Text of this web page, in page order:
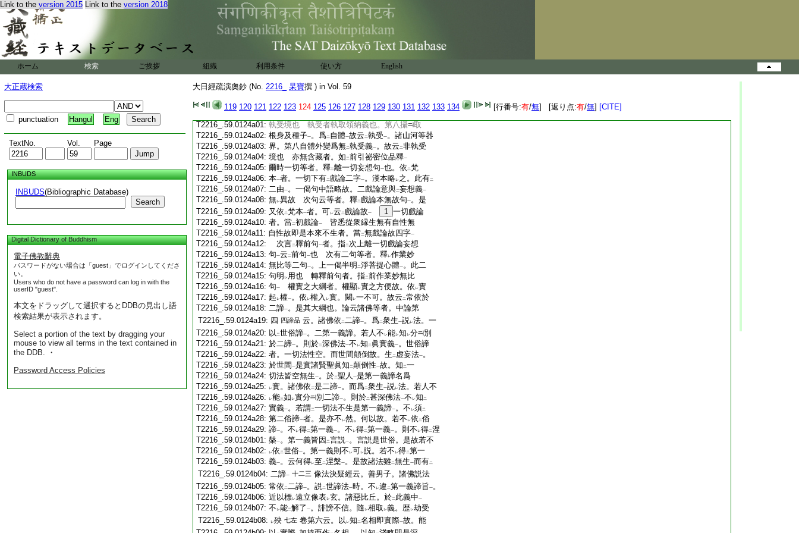
Link to the version 2015 Link to the version 2018
ホーム 検索 ご挨拶 組織 利用条件 使い方 English
大正蔵検索
punctuation Hangul Eng
TextNo. Vol. Page
INBUDS
INBUDS(Bibliographic Database)
Search
Digital Dictionary of Buddhism
電子佛教辭典
パスワードがない場合は「guest」でログインしてくださ
い。
Users who do not have a password can log in with the
userID "guest".
本文をドラッグして選択するとDDBの見出し語
検索結果が表示されます。
Select a portion of the text by dragging your
mouse to view all terms in the text contained in
the DDB. ・
Password Access Policies
大日經疏演奧鈔 (No. 2216_ 杲寶撰 ) in Vol. 59
119 120 121 122 123 124 125 126 127 128 129 130 131 132 133 134 [行番号:有/無] [返り点:有/無] [CITE]
T2216_.59.0123c20:得 爲宗。是故覺體圓照。如 二秋月在
T2216_.59.0123c21:藏中 。猶未レ 離二 妄想縛一 。豈名二 清淨
T2216_.59.0123c22:言行者。如 レ實知 二阿頼耶不生一 。爾時離藏縛
T2216_.59.0123c23:法界清淨也 無所執受者。唯識論第二云。
執受有 二。謂諸種子及有根身○此二皆是
T2216_.59.0123c25: 識所 。攝爲 二自體 一故 二十
二左
T2216_.59.0123c27:世間別故。又種子根身縁而執受。器世間量
T2216_.59.0123c28: 但縁非二執受 一。是現量故。縁レ 實非 レ 假。第八識
T2216_.59.0124a01: 執受境也 執受者執取領納義也。第八攝
取
T2216_.59.0124a02: 根身及種子一。爲二 自體一故云 二執受一。諸山河等器
T2216_.59.0124a03: 界。第八自體外變爲無二執受義一。故云 二非執受
T2216_.59.0124a04: 境也 亦無含藏者。如 二前引祕密位品釋一
T2216_.59.0124a05: 爾時一切等者。釋二離一切妄想句一也。依 二梵
T2216_.59.0124a06: 本一者。一切下有二戲論二字一。漢本略レ之。此有二
T2216_.59.0124a07: 二由一。一偈句中語略故。二戲論意與二妄想義一
T2216_.59.0124a08: 無レ異故 次句云等者。釋二戲論本無故句一。是
T2216_.59.0124a09: 又依 二梵本一者。可レ云 二戲論故一 1 一切戲論
T2216_.59.0124a10: 者。當二初戲論一
皆悉從衆縁生無有自性無
T2216_.59.0124a11: 自性故即是本來不生者。當二無戲論故四字一
T2216_.59.0124a12: 次言二釋前句一者。指二次上離一切戲論妄想
T2216_.59.0124a13: 句一云 二前句一也 次有二句等者。釋レ作業妙
T2216_.59.0124a14: 無比等二句一。上一偈半明 二淨菩提心體一。此二
T2216_.59.0124a15: 句明 レ用也 轉釋前句者。指二前作業妙無比
T2216_.59.0124a16: 句一 權實之大綱者。權顯レ實之方便故。依 レ實
T2216_.59.0124a17: 起 レ權一。依 レ權入 レ實。闕 レ一不可。故云 二常依於
T2216_.59.0124a18: 二諦一。是其大綱也。論云諸佛等者。中論第
T2216_.59.0124a19: 四 四諦品 云。諸佛依 二二諦一。爲二衆生一説レ法。一
T2216_.59.0124a20: 以 二世俗諦一。二第一義諦。若人不 レ能レ知 レ分
別
T2216_.59.0124a21: 於二諦一。則於二深佛法一不 レ知 二 眞實義一。世俗諦
T2216_.59.0124a22: 者。一切法性空。而世間顛倒故。生 二 虚妄法一。
T2216_.59.0124a23: 於世間 一是實諸賢聖眞知 二顛倒性一故。知 二一
T2216_.59.0124a24: 切法皆空無生一。於二聖人 一是第一義諦名爲
T2216_.59.0124a25:
レ實。諸佛依 二是二諦一。而爲二衆生一説レ法。若人不
T2216_.59.0124a26:
レ能三如 レ實分 別二諦一。則於二甚深佛法一不 レ知 二
T2216_.59.0124a27: 實義一。若謂二一切法不生是第一義諦一。不 レ須二
T2216_.59.0124a28: 第二俗諦一者。是亦不 レ然。何以故。若不 レ依 二俗
T2216_.59.0124a29: 諦一。不 レ得二第一義一。不 レ得二第一義一。則不 レ得二涅
T2216_.59.0124b01: 槃一。第一義皆因 二言説一。言説是世俗。是故若不
T2216_.59.0124b02:
レ依 二世俗一。第一義則不 レ可レ説。若不 レ得二第一
T2216_.59.0124b03: 義一。云何得レ至 二涅槃一。是故諸法雖二無生一而有二
T2216_.59.0124b04: 二諦一 十二三 像法決疑經云。善男子。諸佛説法
T2216_.59.0124b05: 常依 二二諦一。説二世諦法一時。不 レ違 二第一義諦旨一。
T2216_.59.0124b06: 近以標レ遠立像表レ玄。諸惡比丘。於二 此義中一
T2216_.59.0124b07: 不 レ能二解了 一。誹謗不信。隨 レ相取 レ義。歴レ劫受
T2216_.59.0124b08:
レ殃 七左 卷第六云。以 レ知 二名相即實際一故。能